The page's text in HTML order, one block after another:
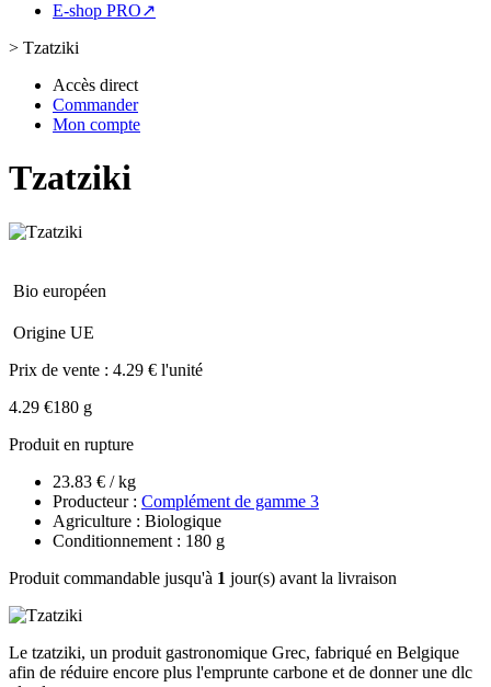
E-shop PRO↗
> Tzatziki
Accès direct
Commander
Mon compte
Tzatziki
Bio européen
Origine UE
Prix de vente : 4.29 € l'unité
4.29 €180 g
Produit en rupture
23.83 € / kg
Producteur : Complément de gamme 3
Agriculture : Biologique
Conditionnement : 180 g
Produit commandable jusqu'à 1 jour(s) avant la livraison
Le tzatziki, un produit gastronomique Grec, fabriqué en Belgique
afin de réduire encore plus l'emprunte carbone et de donner une dlc